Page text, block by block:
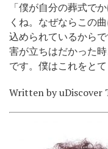
「僕が自分の葬式で
くね。なぜならこの
込められているから
害が立ちはだかった
です。僕はこれをと
Written by uDiscover